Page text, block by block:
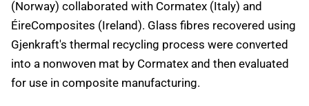
(Norway) collaborated with Cormatex (Italy) and
ÉireComposites (Ireland). Glass fibres recovered using
Gjenkraft's thermal recycling process were converted
into a nonwoven mat by Cormatex and then evaluated
for use in composite manufacturing.